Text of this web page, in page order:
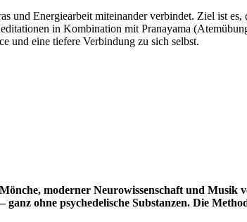
Energiearbeit miteinander verbindet. Ziel ist
in Kombination mit Pranayama
und eine tiefere Verbindung zu sich selbst.
moderner Neurowissenschaft und Musik
ohne psychedelische Substanzen. Die